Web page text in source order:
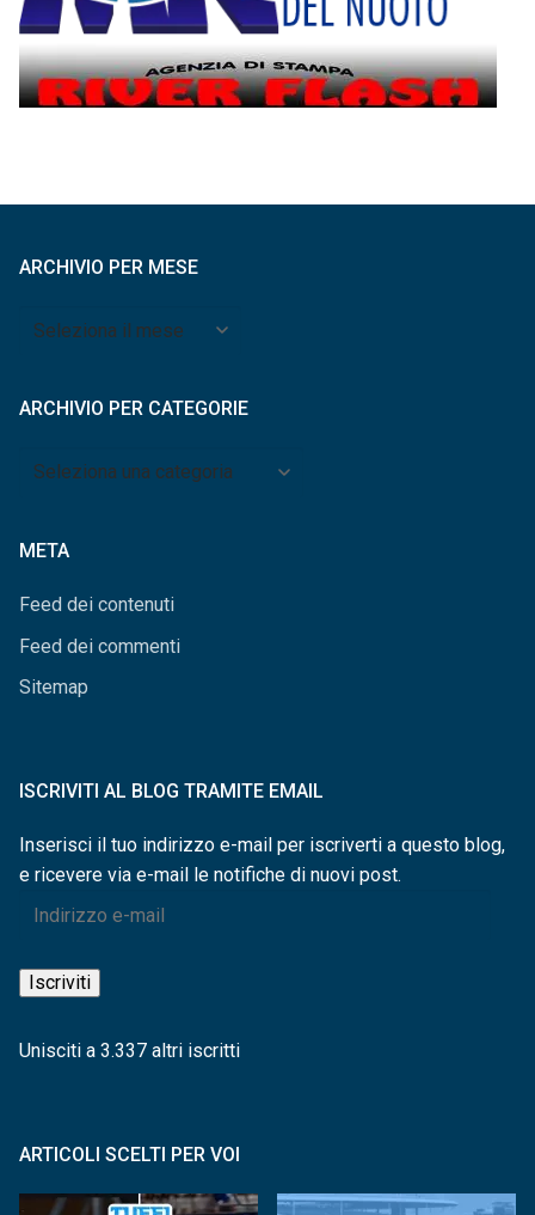
ARCHIVIO PER MESE
Archivio
ARCHIVIO PER CATEGORIE
Archivio
META
Feed dei contenuti
Feed dei commenti
Sitemap
ISCRIVITI AL BLOG TRAMITE EMAIL
Inserisci il tuo indirizzo e-mail per iscriverti a questo blog,
e ricevere via e-mail le notifiche di nuovi post.
Indirizzo
mail
Iscriviti
Unisciti a 3.337 altri iscritti
ARTICOLI SCELTI PER VOI